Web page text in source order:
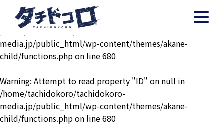
Warning: Undefined variable $post in
/home/tachidokoro/tachidokoro-
media.jp/public_html/wp-content/themes/akane-
child/functions.phpon line680
Warning: Attempt to read property "ID" on null in
/home/tachidokoro/tachidokoro-
media.jp/public_html/wp-content/themes/akane-
child/functions.phpon line680